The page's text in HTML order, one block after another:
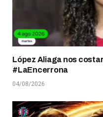
López Aliaga nos
#LaEncerrona
04/08/2026